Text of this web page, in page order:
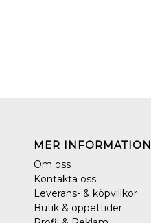
MER INFORMATION
Om oss
Kontakta oss
Leverans- & köpvillkor
Butik & öppettider